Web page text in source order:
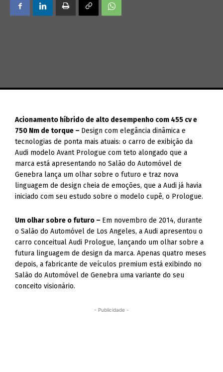
Acionamento híbrido de alto desempenho com 455 cv e
750 Nm de torque – Design com elegância dinâmica e
tecnologias de ponta mais atuais: o carro de exibição da
Audi modelo Avant Prologue com teto alongado que a
marca está apresentando no Salão do Automóvel de
Genebra lança um olhar sobre o futuro e traz nova
linguagem de design cheia de emoções, que a Audi já havia
iniciado com seu estudo sobre o modelo cupê, o Prologue.
Um olhar sobre o futuro – Em novembro de 2014, durante
o Salão do Automóvel de Los Angeles, a Audi apresentou o
carro conceitual Audi Prologue, lançando um olhar sobre a
futura linguagem de design da marca. Apenas quatro meses
depois, a fabricante de veículos premium está exibindo no
Salão do Automóvel de Genebra uma variante do seu
conceito visionário.
- Publicidade -